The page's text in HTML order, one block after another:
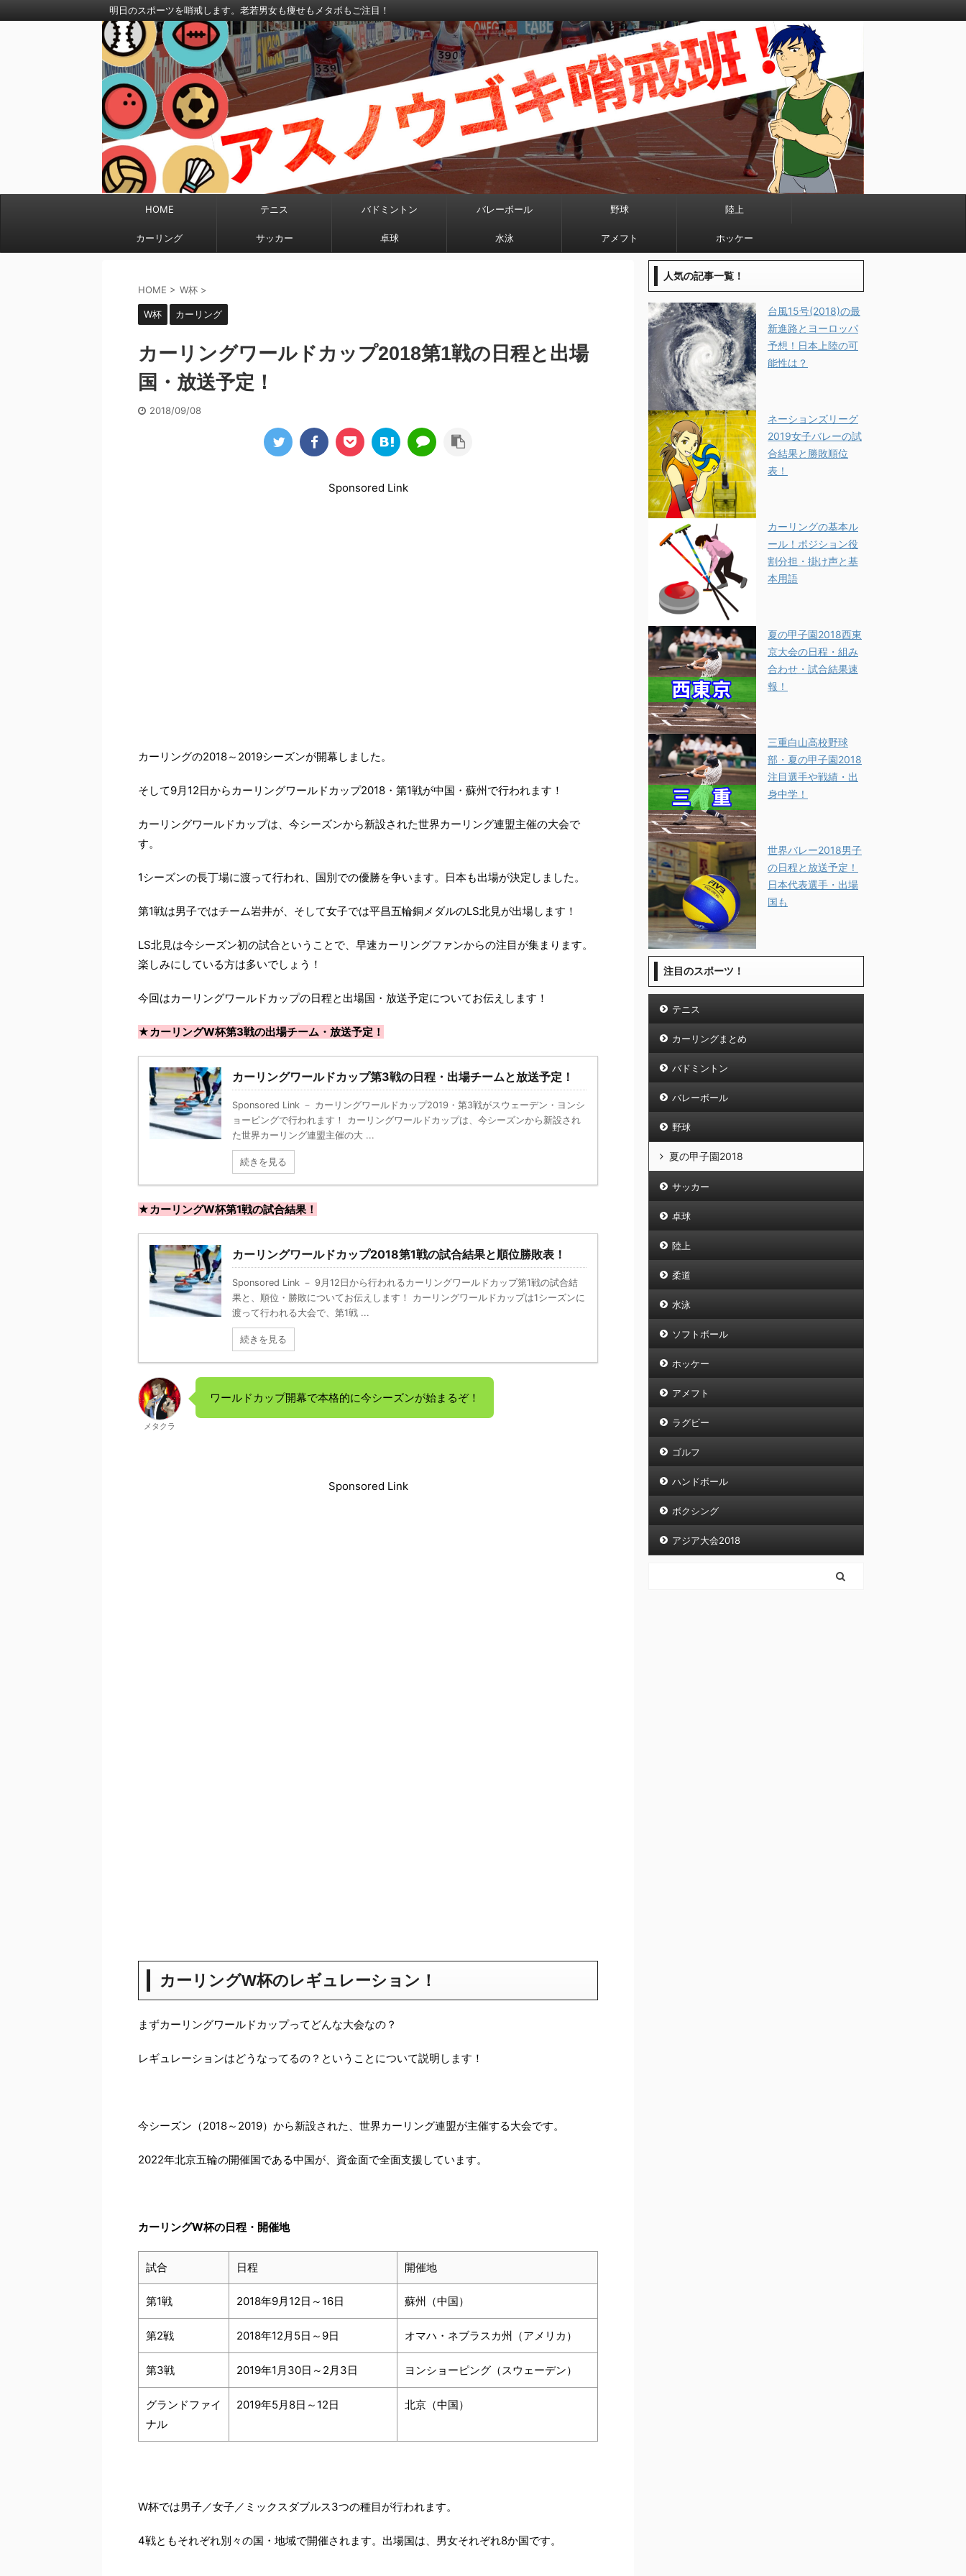
明日のスポーツを哨戒します。老若男女も痩せもメタボもご注目！
HOME テニス バドミントン バレーボール 野球 陸上
カーリング サッカー 卓球 水泳 アメフト ホッケー
HOME > W杯 >
W杯 カーリング
カーリングワールドカップ2018第1戦の日程と出場
国・放送予定！
2018/09/08
Sponsored Link
カーリングの2018～2019シーズンが開幕しました。
そして9月12日からカーリングワールドカップ2018・第1戦が中国・蘇州で行われます！
カーリングワールドカップは、今シーズンから新設された世界カーリング連盟主催の大会で
す。
1シーズンの長丁場に渡って行われ、国別での優勝を争います。日本も出場が決定しました。
第1戦は男子ではチーム岩井が、そして女子では平昌五輪銅メダルのLS北見が出場します！
LS北見は今シーズン初の試合ということで、早速カーリングファンからの注目が集まります。
楽しみにしている方は多いでしょう！
今回はカーリングワールドカップの日程と出場国・放送予定についてお伝えします！
★カーリングW杯第3戦の出場チーム・放送予定！
カーリングワールドカップ第3戦の日程・出場チームと放送予定！
Sponsored Link － カーリングワールドカップ2019・第3戦がスウェーデン・ヨンシ
ョーピングで行われます！ カーリングワールドカップは、今シーズンから新設され
た世界カーリング連盟主催の大 ...
続きを見る
★カーリングW杯第1戦の試合結果！
カーリングワールドカップ2018第1戦の試合結果と順位勝敗表！
Sponsored Link － 9月12日から行われるカーリングワールドカップ第1戦の試合結
果と、順位・勝敗についてお伝えします！ カーリングワールドカップは1シーズンに
渡って行われる大会で、第1戦 ...
続きを見る
メタクラ
ワールドカップ開幕で本格的に今シーズンが始まるぞ！
Sponsored Link
カーリングW杯のレギュレーション！
まずカーリングワールドカップってどんな大会なの？
レギュレーションはどうなってるの？ということについて説明します！
今シーズン（2018～2019）から新設された、世界カーリング連盟が主催する大会です。
2022年北京五輪の開催国である中国が、資金面で全面支援しています。
カーリングW杯の日程・開催地
試合 日程 開催地
第1戦 2018年9月12日～16日 蘇州（中国）
第2戦 2018年12月5日～9日 オマハ・ネブラスカ州（アメリカ）
第3戦 2019年1月30日～2月3日 ヨンショーピング（スウェーデン）
グランドファイ
ナル
2019年5月8日～12日 北京（中国）
W杯では男子／女子／ミックスダブルス3つの種目が行われます。
4戦ともそれぞれ別々の国・地域で開催されます。出場国は、男女それぞれ8か国です。
人気の記事一覧！
台風15号(2018)の最
新進路とヨーロッパ
予想！日本上陸の可
能性は？
ネーションズリーグ
2019女子バレーの試
合結果と勝敗順位
表！
カーリングの基本ル
ール！ポジション役
割分担・掛け声と基
本用語
夏の甲子園2018西東
京大会の日程・組み
合わせ・試合結果速
報！
三重白山高校野球
部・夏の甲子園2018
注目選手や戦績・出
身中学！
世界バレー2018男子
の日程と放送予定！
日本代表選手・出場
国も
注目のスポーツ！
テニス
カーリングまとめ
バドミントン
バレーボール
野球
夏の甲子園2018
サッカー
卓球
陸上
柔道
水泳
ソフトボール
ホッケー
アメフト
ラグビー
ゴルフ
ハンドボール
ボクシング
アジア大会2018